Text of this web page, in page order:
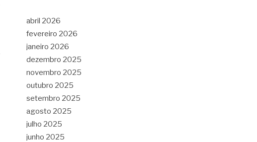
abril 2026
fevereiro 2026
janeiro 2026
dezembro 2025
novembro 2025
outubro 2025
setembro 2025
agosto 2025
julho 2025
junho 2025